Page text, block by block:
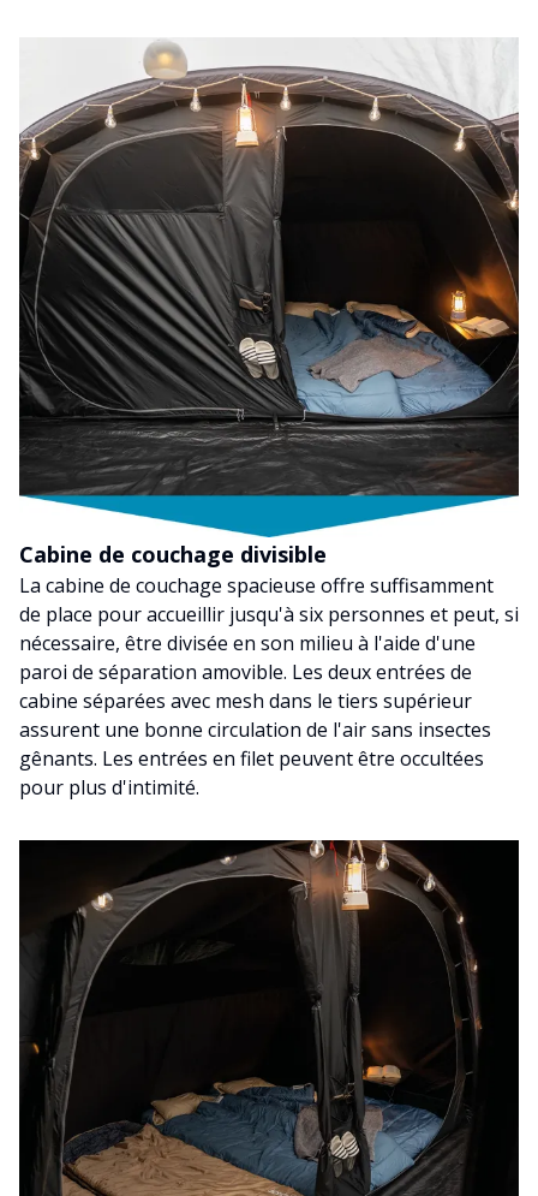
Cabine de couchage divisible
La cabine de couchage spacieuse offre suffisamment
de place pour accueillir jusqu'à six personnes et peut, si
nécessaire, être divisée en son milieu à l'aide d'une
paroi de séparation amovible. Les deux entrées de
cabine séparées avec mesh dans le tiers supérieur
assurent une bonne circulation de l'air sans insectes
gênants. Les entrées en filet peuvent être occultées
pour plus d'intimité.